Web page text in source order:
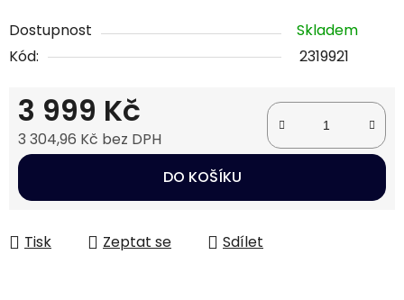
Dostupnost
Skladem
Kód:
2319921
3 999 Kč
3 304,96 Kč bez DPH
Měrná cena:
DO KOŠÍKU
Tisk Zeptat se Sdílet